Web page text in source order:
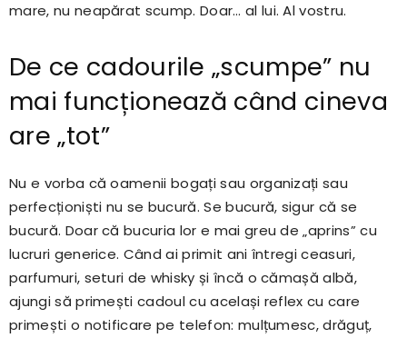
mare, nu neapărat scump. Doar… al lui. Al vostru.
De ce cadourile „scumpe” nu
mai funcționează când cineva
are „tot”
Nu e vorba că oamenii bogați sau organizați sau
perfecționiști nu se bucură. Se bucură, sigur că se
bucură. Doar că bucuria lor e mai greu de „aprins” cu
lucruri generice. Când ai primit ani întregi ceasuri,
parfumuri, seturi de whisky și încă o cămașă albă,
ajungi să primești cadoul cu același reflex cu care
primești o notificare pe telefon: mulțumesc, drăguț,